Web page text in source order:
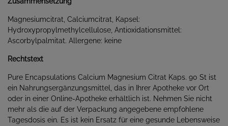
Magnesiumcitrat, Calciumcitrat, Kapsel:
Hydroxypropylmethylcellulose, Antioxidationsmittel:
Ascorbylpalmitat. Allergene: keine
Rechtstext
Pure Encapsulations Calcium Magnesium Citrat Kaps. 90 St ist
ein Nahrungsergänzungsmittel, das in Ihrer Apotheke vor Ort
oder in einer Online-Apotheke erhältlich ist. Nehmen Sie nicht
mehr als die auf der Verpackung angegebene empfohlene
Tagesdosis ein. Es ist kein Ersatz für eine gesunde Lebensweise